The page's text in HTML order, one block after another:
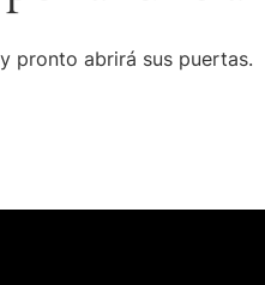
pronto abrirá sus puertas.